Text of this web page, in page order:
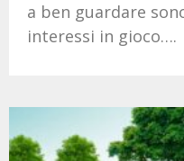
a ben guardare
interessi in gioco….